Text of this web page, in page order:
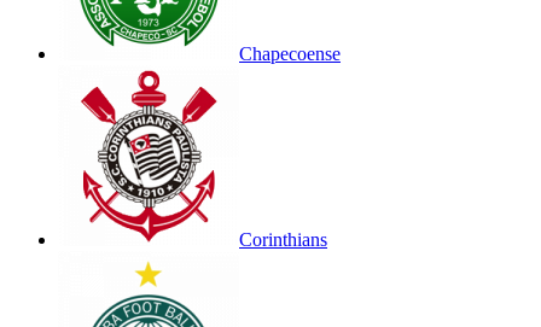
Chapecoense
Corinthians